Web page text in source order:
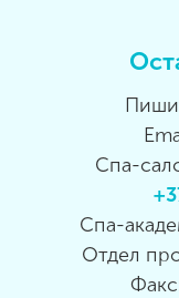
Спа-
Спа-
Отдел